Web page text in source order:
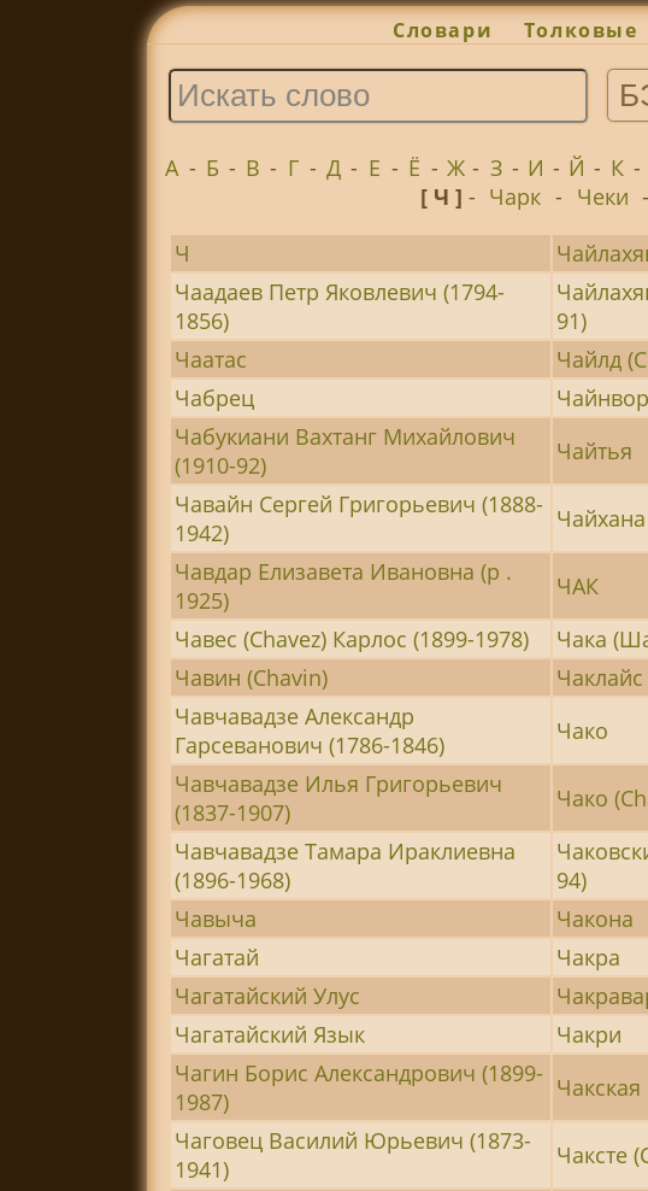
Словари Толковые
А - Б - В - Г - Д - Е - Ё - Ж - З - И - Й - К -
[ Ч ] - Чарк - Чеки -
Ч
Чаадаев Петр Яковлевич (1794-
1856)
91)
Чаатас
Чайлд
Чабрец
Чабукиани Вахтанг Михайлович
(1910-92)
Чайтья
Чавайн Сергей Григорьевич (1888-
1942)
Чайхана
Чавдар Елизавета Ивановна (р .
1925)
ЧАК
Чавес (Chavez) Карлос (1899-1978)
Чака
Чавин (Chavin)
Чавчавадзе Александр
Гарсеванович (1786-1846)
Чако
Чавчавадзе Илья Григорьевич
(1837-1907)
Чако
Чавчавадзе Тамара Ираклиевна
(1896-1968)
94)
Чавыча
Чакона
Чагатай
Чакра
Чагатайский Улус
Чагатайский Язык
Чакри
Чагин Борис Александрович (1899-
1987)
Чаговец Василий Юрьевич (1873-
1941)
Чаксте